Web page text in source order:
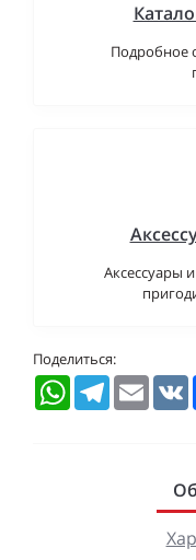
Подробное
Аксессуары
Поделиться:
WhatsAppTelegramEmail